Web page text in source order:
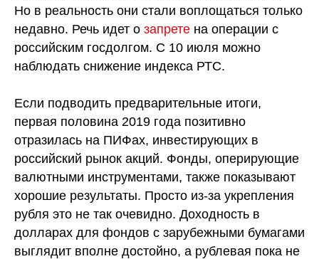
Но в реальность они стали воплощаться только
недавно. Речь идет о запрете на операции с
российским госдолгом. С 10 июля можно
наблюдать снижение индекса РТС.
Если подводить предварительные итоги,
первая половина 2019 года позитивно
отразилась на ПИФах, инвестирующих в
российский рынок акций. Фонды, оперирующие
валютными инструментами, также показывают
хорошие результаты. Просто из-за укрепления
рубля это не так очевидно. Доходность в
долларах для фондов с зарубежными бумагами
выглядит вполне достойно, а рублевая пока не